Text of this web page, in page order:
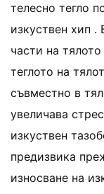
телесно тегло
изкуствен хип .
части на
теглото на
съвместно в
увеличава
изкуствен
предизвика
износване на